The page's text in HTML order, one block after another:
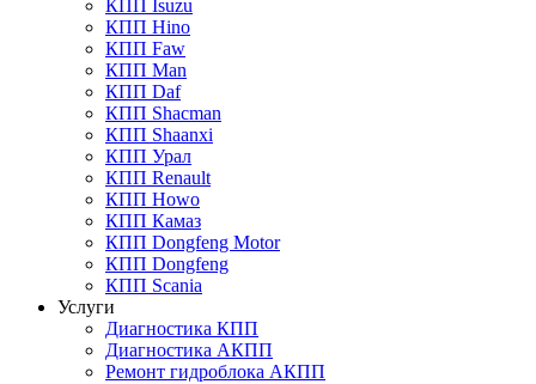
КПП Isuzu
КПП Hino
КПП Faw
КПП Man
КПП Daf
КПП Shacman
КПП Shaanxi
КПП Урал
КПП Renault
КПП Howo
КПП Камаз
КПП Dongfeng Motor
КПП Dongfeng
КПП Scania
Услуги
Диагностика КПП
Диагностика АКПП
Ремонт гидроблока АКПП